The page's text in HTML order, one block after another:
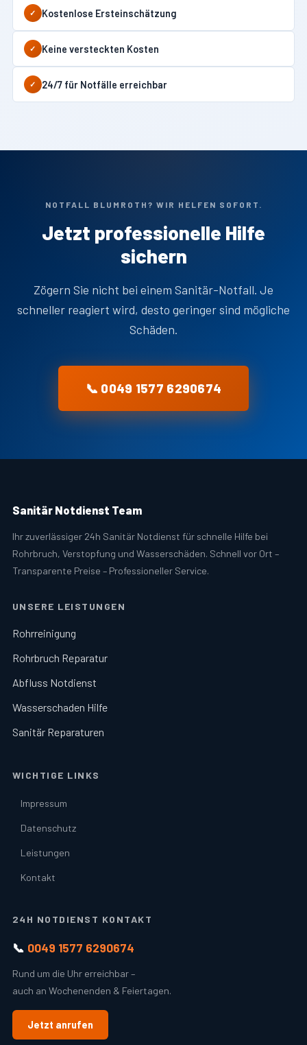
✓ Kostenlose Ersteinschätzung
✓ Keine versteckten Kosten
✓ 24/7 für Notfälle erreichbar
NOTFALL BLUMROTH? WIR HELFEN SOFORT.
Jetzt professionelle Hilfe
sichern
Zögern Sie nicht bei einem Sanitär-Notfall. Je
schneller reagiert wird, desto geringer sind mögliche
Schäden.
📞 0049 1577 6290674
Sanitär Notdienst Team
Ihr zuverlässiger 24h Sanitär Notdienst für schnelle Hilfe bei
Rohrbruch, Verstopfung und Wasserschäden. Schnell vor Ort –
Transparente Preise – Professioneller Service.
UNSERE LEISTUNGEN
Rohrreinigung
Rohrbruch Reparatur
Abfluss Notdienst
Wasserschaden Hilfe
Sanitär Reparaturen
WICHTIGE LINKS
Impressum
Datenschutz
Leistungen
Kontakt
24H NOTDIENST KONTAKT
📞 0049 1577 6290674
Rund um die Uhr erreichbar –
auch an Wochenenden & Feiertagen.
Jetzt anrufen